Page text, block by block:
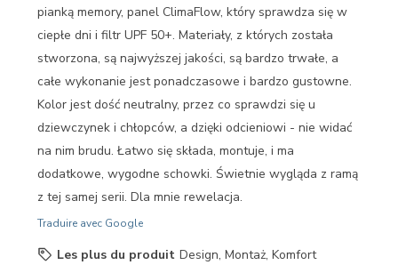
pianką memory, panel ClimaFlow, który sprawdza się w
ciepłe dni i filtr UPF 50+. Materiały, z których została
stworzona, są najwyższej jakości, są bardzo trwałe, a
całe wykonanie jest ponadczasowe i bardzo gustowne.
Kolor jest dość neutralny, przez co sprawdzi się u
dziewczynek i chłopców, a dzięki odcieniowi - nie widać
na nim brudu. Łatwo się składa, montuje, i ma
dodatkowe, wygodne schowki. Świetnie wygląda z ramą
z tej samej serii. Dla mnie rewelacja.
Traduire avec Google
Les plus du produit Design, Montaż, Komfort